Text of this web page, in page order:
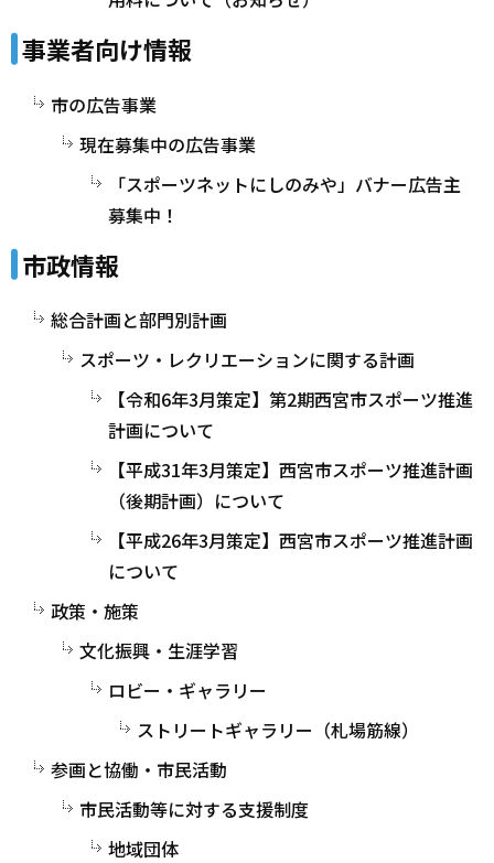
事業者向け情報
市の広告事業
現在募集中の広告事業
「スポーツネットにしのみや」バナー広告主
募集中！
市政情報
総合計画と部門別計画
スポーツ・レクリエーションに関する計画
【令和6年3月策定】第2期西宮市スポーツ推進
計画について
【平成31年3月策定】西宮市スポーツ推進計画
（後期計画）について
【平成26年3月策定】西宮市スポーツ推進計画
について
政策・施策
文化振興・生涯学習
ロビー・ギャラリー
ストリートギャラリー（札場筋線）
参画と協働・市民活動
市民活動等に対する支援制度
地域団体